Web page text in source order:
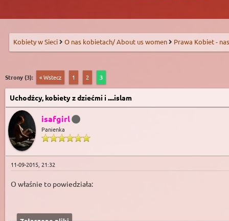
Kobiety w Sieci O nas kobietach/ About us women Prawa Kobiet -
Strony (3): « Wstecz 1 2 3
Uchodźcy, kobiety z dziećmi i ....islam
isafgirl
Panienka
11-09-2015, 21:32
O właśnie to powiedziała: